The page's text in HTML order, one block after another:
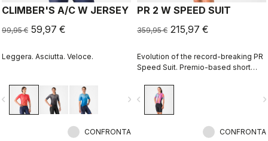
CLIMBER'S A/C W JERSEY
99,95 € 59,97 €
Leggera. Asciutta. Veloce.
navigate_next
CONFRONTA
PR 2 W SPEED SUIT
359,95 € 215,97 €
Evolution of the record-breaking PR
Speed Suit. Premio-based short
improved aerodynamics, especially
in crosswind conditions.CFD and in-
depth wind tunnel testing create the
optimized for high speeds.
navigate_before
CONFRONTA